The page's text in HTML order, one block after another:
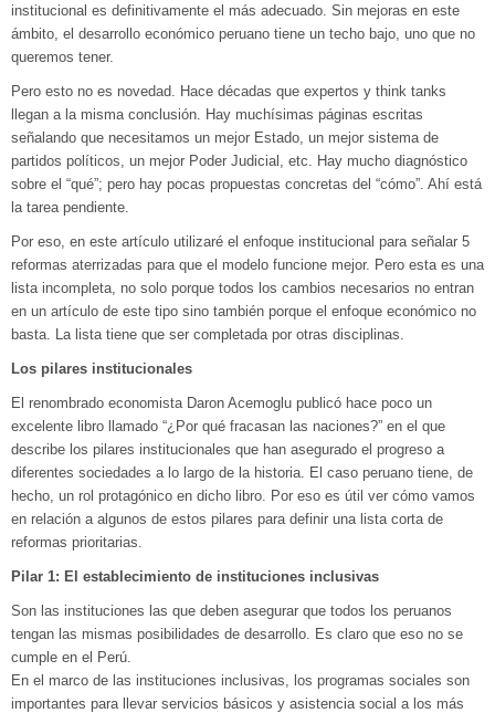
institucional es definitivamente el más adecuado. Sin mejoras en este
ámbito, el desarrollo económico peruano tiene un techo bajo, uno que no
queremos tener.
Pero esto no es novedad. Hace décadas que expertos y think tanks
llegan a la misma conclusión. Hay muchísimas páginas escritas
señalando que necesitamos un mejor Estado, un mejor sistema de
partidos políticos, un mejor Poder Judicial, etc. Hay mucho diagnóstico
sobre el “qué”; pero hay pocas propuestas concretas del “cómo”. Ahí está
la tarea pendiente.
Por eso, en este artículo utilizaré el enfoque institucional para señalar 5
reformas aterrizadas para que el modelo funcione mejor. Pero esta es una
lista incompleta, no solo porque todos los cambios necesarios no entran
en un artículo de este tipo sino también porque el enfoque económico no
basta. La lista tiene que ser completada por otras disciplinas.
Los pilares institucionales
El renombrado economista Daron Acemoglu publicó hace poco un
excelente libro llamado “¿Por qué fracasan las naciones?” en el que
describe los pilares institucionales que han asegurado el progreso a
diferentes sociedades a lo largo de la historia. El caso peruano tiene, de
hecho, un rol protagónico en dicho libro. Por eso es útil ver cómo vamos
en relación a algunos de estos pilares para definir una lista corta de
reformas prioritarias.
Pilar 1: El establecimiento de instituciones inclusivas
Son las instituciones las que deben asegurar que todos los peruanos
tengan las mismas posibilidades de desarrollo. Es claro que eso no se
cumple en el Perú.
En el marco de las instituciones inclusivas, los programas sociales son
importantes para llevar servicios básicos y asistencia social a los más